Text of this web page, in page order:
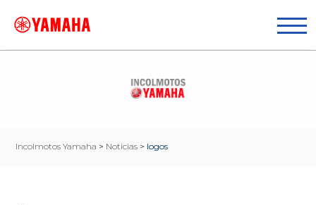
Incolmotos Yamaha > Noticias > logos